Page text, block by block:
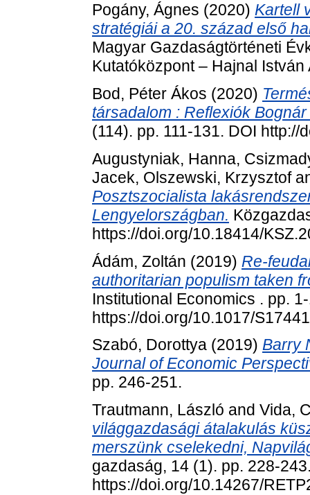
Pogány, Ágnes (2020) Kartell
stratégiái a 20. század első
Magyar Gazdaságtörténeti
Kutatóközpont – Hajnal
Bod, Péter Ákos (2020)
társadalom : Reflexiók
(114). pp. 111-131. DOI http://
Augustyniak, Hanna,
Jacek, Olszewski, Krzysztof
Posztszocialista
Lengyelországban.
https://doi.org/10.18414/
Ádám, Zoltán (2019) Re-
authoritarian populism taken
Institutional Economics . pp.
https://doi.org/10.1017/
Szabó, Dorottya (2019) Barry
Journal of Economic
pp. 246-251.
Trautmann, László and Vida,
világgazdasági átalakulás
merszünk cselekedni,
gazdaság, 14 (1). pp. 228-
https://doi.org/10.14267/